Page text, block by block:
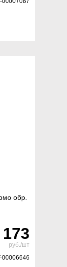
обр.
173
руб./шт
00006646